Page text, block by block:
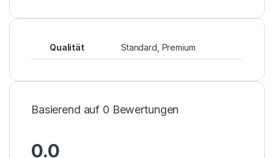
Qualität Standard, Premium
Basierend auf 0 Bewertungen
0.0